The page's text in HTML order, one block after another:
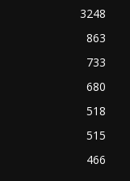
3248
863
733
680
518
515
466